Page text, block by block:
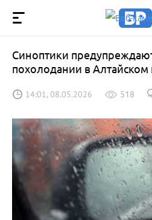
Синоптики
похолодании в Алтайском
14:01, 08.05.2026 518